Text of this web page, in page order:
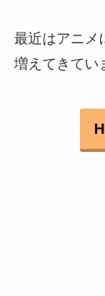
最近はアニメ
増えてきてい